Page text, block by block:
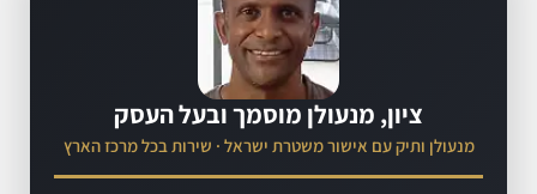
ציון, מנעולן מוסמך ובעל העסק
מנעולן ותיק עם אישור משטרת ישראל · שירות בכל מרכז הארץ